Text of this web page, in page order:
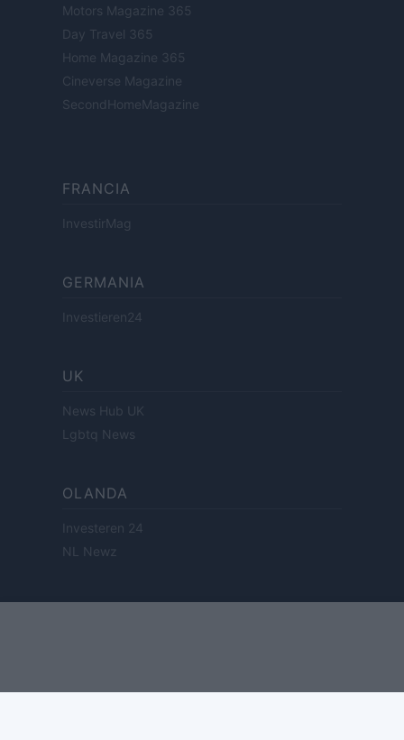
Motors Magazine 365
Day Travel 365
Home Magazine 365
Cineverse Magazine
SecondHomeMagazine
FRANCIA
InvestirMag
GERMANIA
Investieren24
UK
News Hub UK
Lgbtq News
OLANDA
Investeren 24
NL Newz